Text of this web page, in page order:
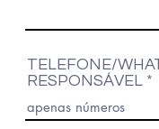
TELEFONE/
RESPONSÁVEL